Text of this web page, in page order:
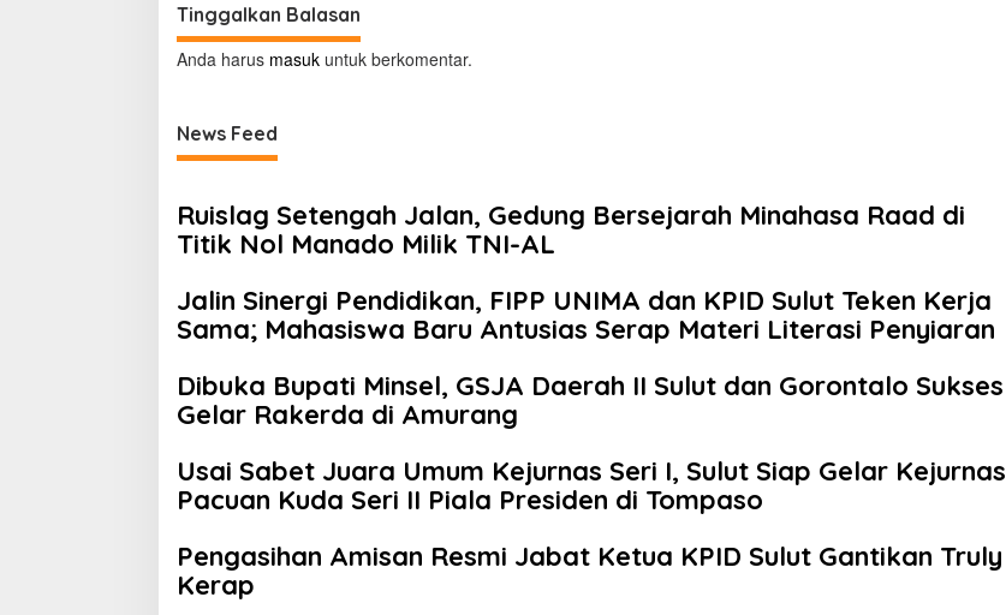
Tinggalkan Balasan
Anda harus masuk untuk berkomentar.
News Feed
Ruislag Setengah Jalan, Gedung Bersejarah Minahasa Raad di
Titik Nol Manado Milik TNI-AL
Jalin Sinergi Pendidikan, FIPP UNIMA dan KPID Sulut Teken Kerja
Sama; Mahasiswa Baru Antusias Serap Materi Literasi Penyiaran
Dibuka Bupati Minsel, GSJA Daerah II Sulut dan Gorontalo Sukses
Gelar Rakerda di Amurang
Usai Sabet Juara Umum Kejurnas Seri I, Sulut Siap Gelar Kejurnas
Pacuan Kuda Seri II Piala Presiden di Tompaso
Pengasihan Amisan Resmi Jabat Ketua KPID Sulut Gantikan Truly
Kerap